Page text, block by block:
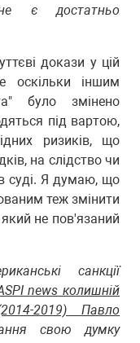
є достатньо
докази у цій
оскільки іншим
було змінено
під вартою,
ризиків, що
на слідство чи
суді. Я думаю, що
теж змінити
не пов'язаний
санкції
news колишній
2019) Павло
свою думку